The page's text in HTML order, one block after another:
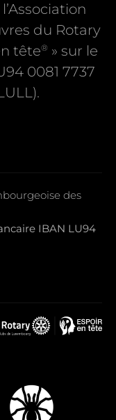
du Rotary
tête® » sur le
0081 7737
des
IBAN LU94